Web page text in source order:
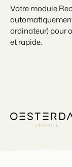
Découvrez les
de vacances
Pour les
Découvrez les
Votre module
ordinateur) pour
et rapide.